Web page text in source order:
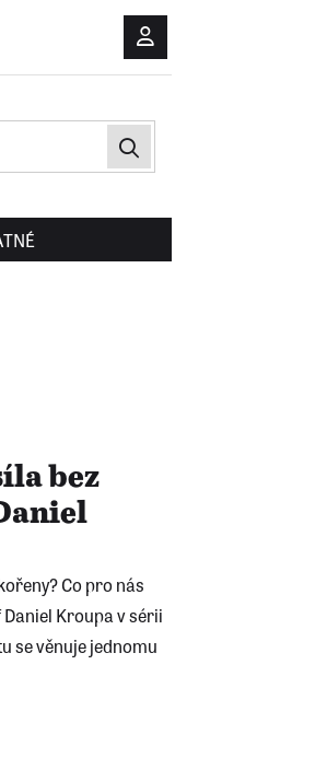
Přihlášení/
bez
Co pro nás
Kroupa v sérii
se věnuje jednomu